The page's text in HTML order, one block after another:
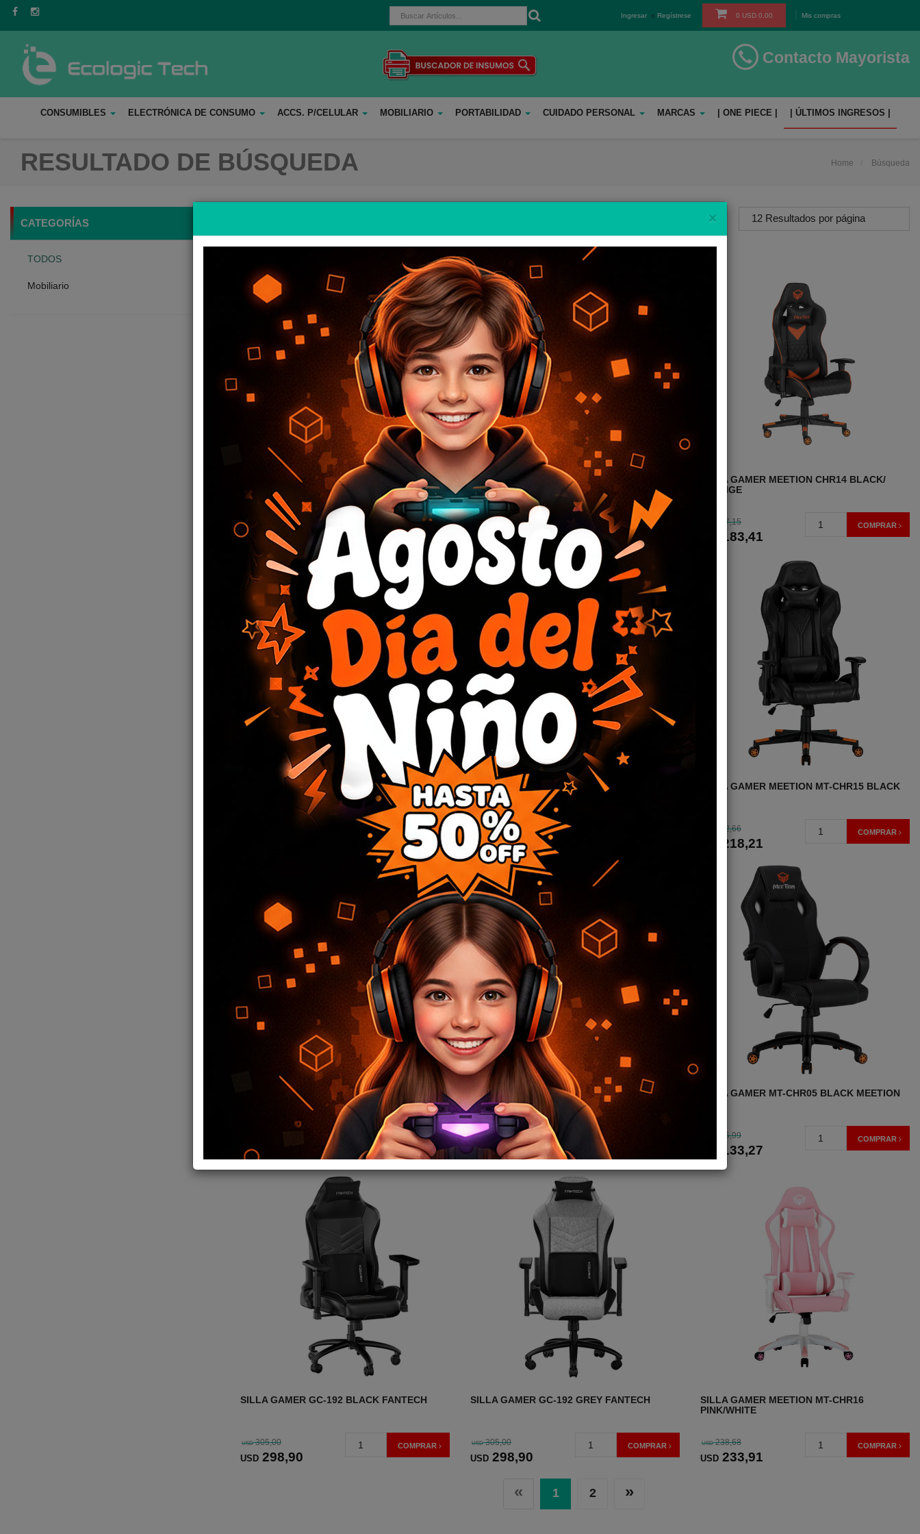
Ingresar o Regístrese 0 USD 0,00 Mis compras
Contacto Mayorista
CONSUMIBLES ELECTRÓNICA DE CONSUMO ACCS. P/CELULAR MOBILIARIO PORTABILIDAD CUIDADO PERSONAL MARCAS | ONE PIECE | | ÚLTIMOS INGRESOS |
Home Búsqueda
RESULTADO DE BÚSQUEDA
CATEGORÍAS
TODOS
Mobiliario
12 Resultados por página
SILLA GAMER MT-CHR31 BLACK MEETION
USD 280,60
USD 274,99
COMPRAR
SILLA GAMER MEETION CHR14 BLACK/
PINK
USD 187,15
USD 183 ,41
COMPRAR
SILLA GAMER MEETION CHR14 BLACK/
ORANGE
187,15
183,41
COMPRAR
SILLA GAMER MT-CHR25 BK/NAR
C/APOYAPIES Y MASAJE
COMPRAR
SILLA ERGONOMICA OCA258 SAKURA
FANTECH
USD 149,08
USD 146,10
SILLA GAMER MEETION MT-CHR15 BLACK
222,66
218,21
COMPRAR
SILLA ERGONOMICA OCA258 NEGRA
USD
COMPRAR
SILLA ERGONOMICA OCA258 MINT
FANTECH
USD 149,08
USD 146,10
SILLA GAMER MT-CHR05 BLACK MEETION
135,99
133,27
COMPRAR
SILLA GAMER GC-192 BLACK FANTECH
USD 305,00
USD 298,90
COMPRAR
SILLA GAMER GC-192 GREY FANTECH
USD 305,00
USD 298,90
COMPRAR
SILLA GAMER MEETION MT-CHR16
PINK/WHITE
USD 238,68
USD 233,91
COMPRAR
« 1 2 »
× Close